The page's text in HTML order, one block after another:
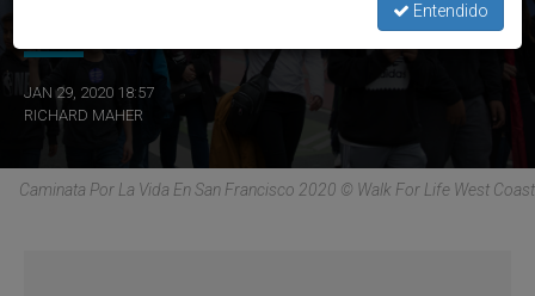
JAN 29, 2020 18:57
RICHARD MAHER
Caminata Por La Vida En San Francisco 2020 © Walk For Life West Coast
Entendido